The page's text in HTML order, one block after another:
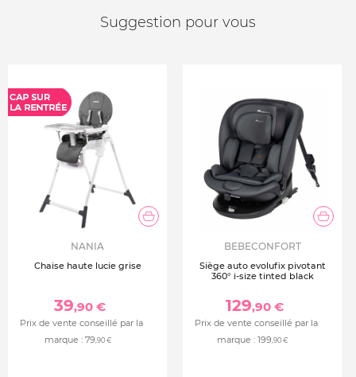
Suggestion pour vous
NANIA
Chaise haute lucie grise
39,90 €
Prix de vente conseillé par la
marque : 79,90 €
BEBECONFORT
Siège auto evolufix pivotant
360° i-size tinted black
129,90 €
Prix de vente conseillé par la
marque : 199,90 €